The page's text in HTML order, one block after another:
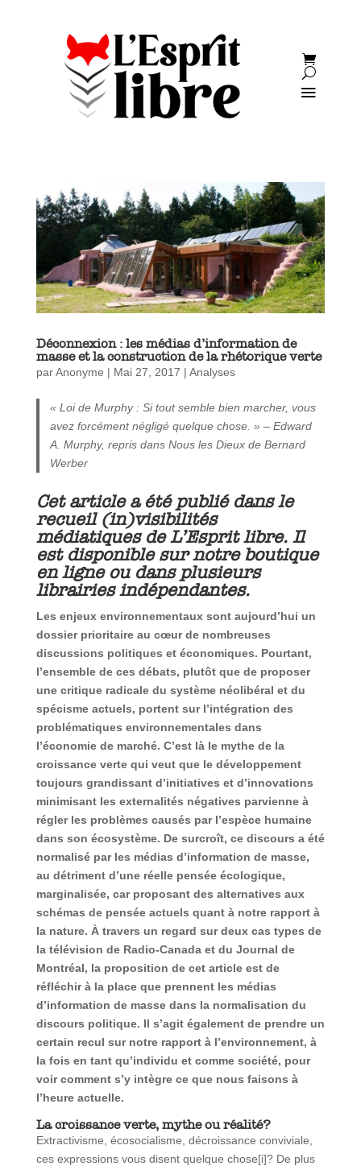
Déconnexion : les médias d’information de
masse et la construction de la rhétorique verte
parAnonyme | Mai 27, 2017 | Analyses
« Loi de Murphy : Si tout semble bien marcher, vous
avez forcément négligé quelque chose. » – Edward
A. Murphy, repris dans Nous les Dieux de Bernard
Werber
Cet article a été publié dans le
recueil (in)visibilités
médiatiques de L’Esprit libre. Il
est disponible sur notre boutique
en ligne ou dans plusieurs
librairies indépendantes.
Les enjeux environnementaux sont aujourd’hui un
dossier prioritaire au cœur de nombreuses
discussions politiques et économiques. Pourtant,
l’ensemble de ces débats, plutôt que de proposer
une critique radicale du système néolibéral et du
spécisme actuels, portent sur l’intégration des
problématiques environnementales dans
l’économie de marché. C’est là le mythe de la
croissance verte qui veut que le développement
toujours grandissant d’initiatives et d’innovations
minimisant les externalités négatives parvienne à
régler les problèmes causés par l’espèce humaine
dans son écosystème. De surcroît, ce discours a été
normalisé par les médias d’information de masse,
au détriment d’une réelle pensée écologique,
marginalisée, car proposant des alternatives aux
schémas de pensée actuels quant à notre rapport à
la nature. À travers un regard sur deux cas types de
la télévision de Radio-Canada et du Journal de
Montréal, la proposition de cet article est de
réfléchir à la place que prennent les médias
d’information de masse dans la normalisation du
discours politique. Il s’agit également de prendre un
certain recul sur notre rapport à l’environnement, à
la fois en tant qu’individu et comme société, pour
voir comment s’y intègre ce que nous faisons à
l’heure actuelle.
La croissance verte, mythe ou réalité?
Extractivisme, écosocialisme, décroissance conviviale,
ces expressions vous disent quelque chose[i]? De plus